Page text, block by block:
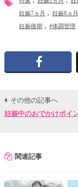
妊娠7ヵ月 妊娠8ヵ月
妊娠後期 #体調管理
その他の記事へ
妊娠中のおでかけポイ
関連記事
学ぶ